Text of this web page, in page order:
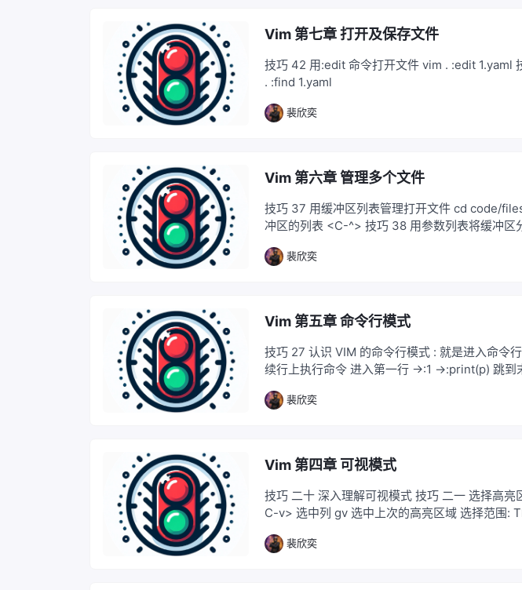
Vim 第七章 打开及保存文件
技巧 42 用:edit 命令打开文件 vim . :edit 1.yaml
. :find 1.yaml
裴欣奕
Vim 第六章 管理多个文件
技巧 37 用缓冲区列表管理打开文件 cd code/files
冲区的列表 <C-^> 技巧 38 用参数列表将缓冲
裴欣奕
Vim 第五章 命令行模式
技巧 27 认识 VIM 的命令行模式 : 就是进入命令
续行上执行命令 进入第一行 →:1 →:print(p) 跳到
裴欣奕
Vim 第四章 可视模式
技巧 二十 深入理解可视模式 技巧 二一 选择高
C-v> 选中列 gv 选中上次的高亮区域 选择范围:
裴欣奕